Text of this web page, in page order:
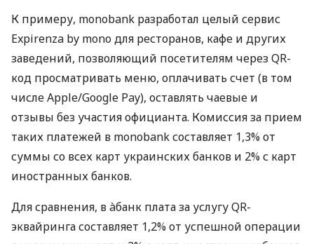
К примеру, monobank разработал целый сервис
Expirenza by mono для ресторанов, кафе и других
заведений, позволяющий посетителям через QR-
код просматривать меню, оплачивать счет (в том
числе Apple/Google Pay), оставлять чаевые и
отзывы без участия официанта. Комиссия за прием
таких платежей в monobank составляет 1,3% от
суммы со всех карт украинских банков и 2% с карт
иностранных банков.
Для сравнения, в àбанк плата за услугу QR-
эквайринга составляет 1,2% от успешной операции